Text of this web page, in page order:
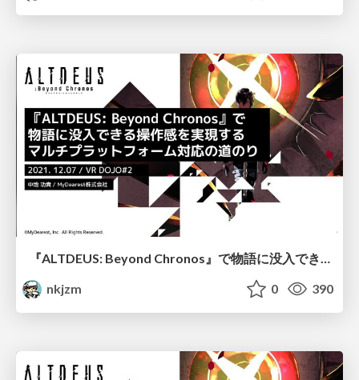
『ALTDEUS: Beyond Chronos』で物語に没入できる操作感を実現するマルチプラットフォーム対応の道のり / The path to multi-platform support for immersive storytelling in ALTDEUS: Beyond Chronos
nkjzm
0 390